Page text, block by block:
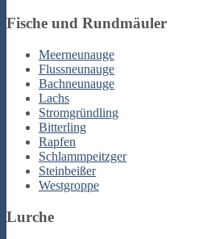
Fische und Rundmäuler
Meerneunauge
Flussneunauge
Bachneunauge
Lachs
Stromgründling
Bitterling
Rapfen
Schlammpeitzger
Steinbeißer
Westgroppe
Lurche